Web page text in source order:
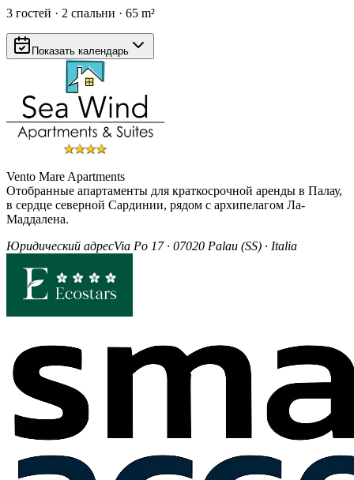
3 гостей · 2 спальни · 65 m²
Показать календарь
Vento Mare Apartments
Отобранные апартаменты для краткосрочной аренды в Палау,
в сердце северной Сардинии, рядом с архипелагом Ла-
Маддалена.
Юридический адресVia Po 17 · 07020 Palau (SS) · Italia